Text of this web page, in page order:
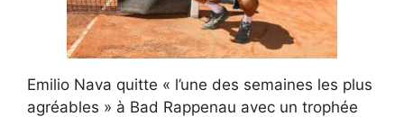
Emilio Nava quitte « l’une des semaines les plus
agréables » à Bad Rappenau avec un trophée